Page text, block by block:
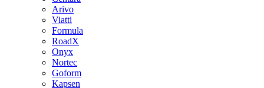
Arivo
Viatti
Formula
RoadX
Onyx
Nortec
Goform
Kapsen